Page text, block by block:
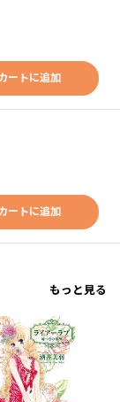
ートに追加
ートに追加
もっと見る